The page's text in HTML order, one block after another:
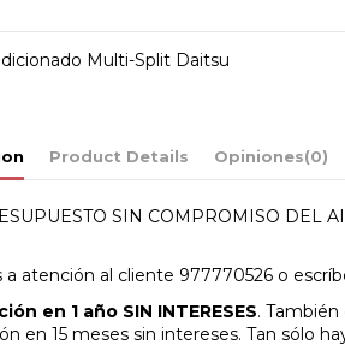
Multi-Split Daitsu
Product Details Opiniones(0)
SIN COMPROMISO DEL
a atención al cliente 977770526 o
en 1 año SIN INTERESES.
en 15 meses sin intereses. Tan sólo